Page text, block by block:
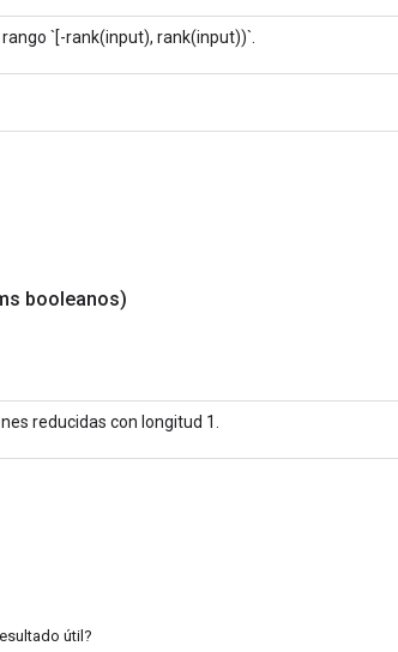
`[-rank(input), rank(input))`.
booleanos)
reducidas con longitud 1.
útil?